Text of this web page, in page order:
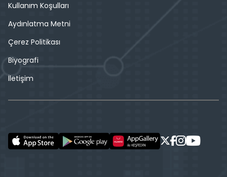
Kullanım Koşulları
Aydınlatma Metni
Çerez Politikası
Biyografi
İletişim